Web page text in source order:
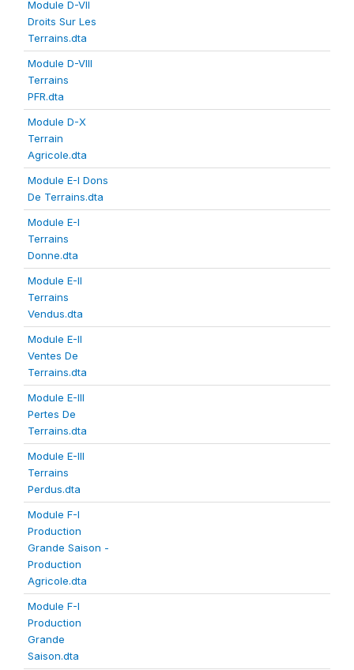
Module D-VII
Droits Sur Les
Terrains.dta
Module D-VIII
Terrains
PFR.dta
Module D-X
Terrain
Agricole.dta
Module E-I Dons
De Terrains.dta
Module E-I
Terrains
Donne.dta
Module E-II
Terrains
Vendus.dta
Module E-II
Ventes De
Terrains.dta
Module E-III
Pertes De
Terrains.dta
Module E-III
Terrains
Perdus.dta
Module F-I
Production
Grande Saison -
Production
Agricole.dta
Module F-I
Production
Grande
Saison.dta